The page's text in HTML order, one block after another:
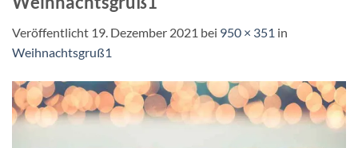
Veröffentlicht 19. Dezember 2021 bei 950 × 351 in
Weihnachtsgruß1